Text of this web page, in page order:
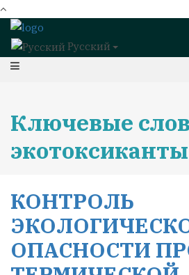
Русский
Ключевые
экотоксиканты
КОНТРОЛЬ
ОПАСНОСТИ